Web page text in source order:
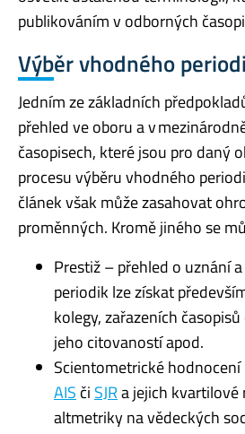
publikováním v odborných
Výběr vhodného
Jedním ze základních
přehled ve oboru a v
časopisech, které jsou pro daný
procesu výběru vhodného
článek však může zasahovat
proměnných. Kromě jiného se
Prestiž – přehled o uznání
periodik lze získat
kolegy, zařazeních
jeho citovaností apod.
Scientometrické
AIS či SJRa jejich kvartilové
altmetriky na vědeckých